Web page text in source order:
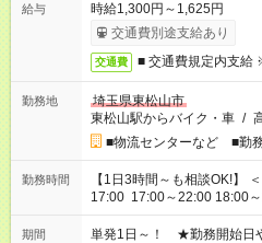
給与
時給1,300円～1,625円
交通費別途支給あり
交通費 ■ 交通費規定内支給
勤務地
埼玉県東松山市
東松山駅からバイク・車 /
■物流センターなど ■勤
勤務時間
【1日3時間～も相談OK!】 ＜シフト例＞ 9:00～12:00 12:00～
17:00 17:00～22:00 18:00～21:00 など こち
お気軽にご相談ください！
期間
単発1日～！ ★勤務開始日